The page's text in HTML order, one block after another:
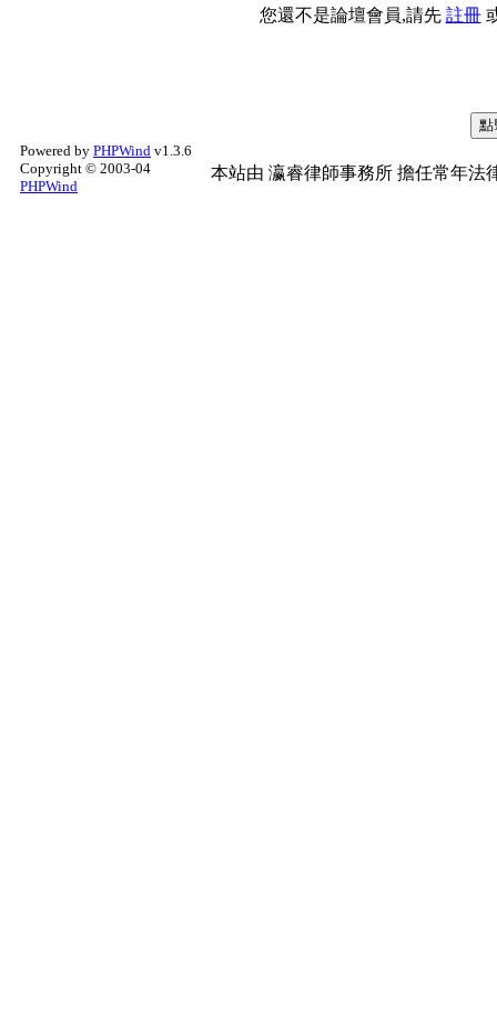
您還不是論壇會員,請先 註冊
Powered by PHPWind v1.3.6
Copyright © 2003-04
PHPWind
本站由 瀛睿律師事務所 擔任常年法